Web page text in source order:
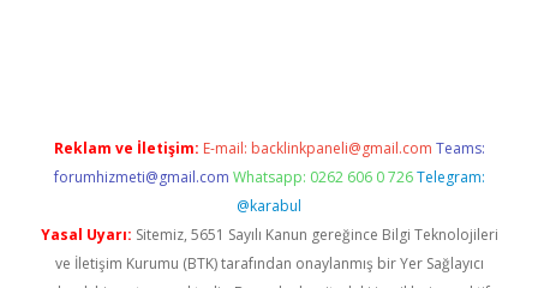
Reklam ve İletişim: E-mail: backlinkpaneli@gmail.com Teams:
forumhizmeti@gmail.com Whatsapp: 0262 606 0 726 Telegram:
@karabul
Yasal Uyarı: Sitemiz, 5651 Sayılı Kanun gereğince Bilgi Teknolojileri
ve İletişim Kurumu (BTK) tarafından onaylanmış bir Yer Sağlayıcı